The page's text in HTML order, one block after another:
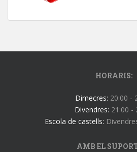
HORARIS:
Dimecres: 20:00 -
Divendres: 21:00 -
Escola de castells:
AMB EL